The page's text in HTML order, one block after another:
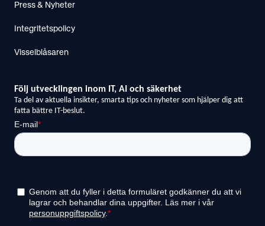
Press & Nyheter
Integritetspolicy
Visselblåsaren